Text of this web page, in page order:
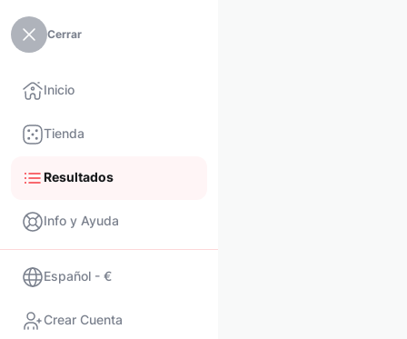
Cerrar
Inicio
Tienda
Resultados
Info y Ayuda
Español - €
Crear Cuenta